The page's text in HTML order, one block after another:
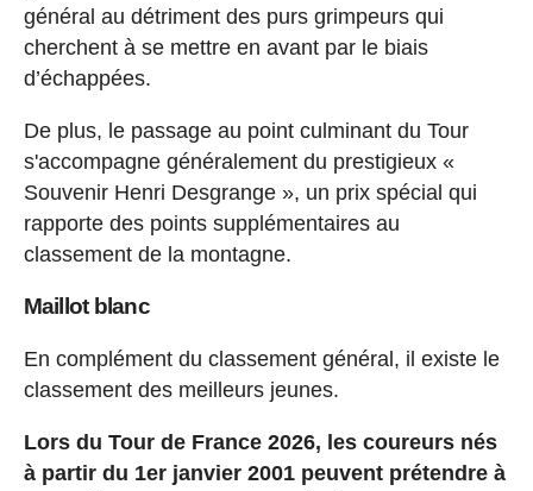
général au détriment des purs grimpeurs qui
cherchent à se mettre en avant par le biais
d’échappées.
De plus, le passage au point culminant du Tour
s'accompagne généralement du prestigieux «
Souvenir Henri Desgrange », un prix spécial qui
rapporte des points supplémentaires au
classement de la montagne.
Maillot blanc
En complément du classement général, il existe le
classement des meilleurs jeunes.
Lors du Tour de France 2026, les coureurs nés
à partir du 1er janvier 2001 peuvent prétendre à